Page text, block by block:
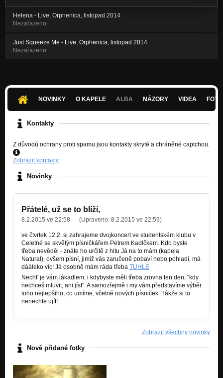
Helena - Live, Orphenica, listopad 2014
Nezařazeno
Just Squeeze Me - Live, Orphenica, listopad 2014
Nezařazeno
NOVINKY O KAPELE ALBA NÁZORY VIDEA
Kontakty
Z důvodů ochrany proti spamu jsou kontakty skryté a chráněné captchou.
Zobrazit kontakty
Novinky
Přátelé, už se to blíží,
8.2.2015 ve 22:58 (Upraveno: 8.2.2015 ve 22:59)
ve čtvrtek 12.2. si zahrajeme dvojkoncert ve studentském klubu v
Celetné se skvělým písničkářem Petrem Kadlčkem. Kdo byste
třeba nevěděl - znáte ho určitě z hitu Já na to mám (kapela
Natural), ovšem písní, jimiž vás zaručeně pobaví nebo pohladí, má
dááleko víc! Já osobně mám ráda třeba TUHLE
Nechť je vám lákadlem, i kdybyste měli třeba zrovna ten den, "kdy
nechceš mluvit, ani jíst". A samozřejmě i my vám představíme výběr
toho nejlepšího, co umíme, včetně nových písniček. Tákže si to
nenechte ujít!
Zobrazit všechny novinky
Nově přidané fotky